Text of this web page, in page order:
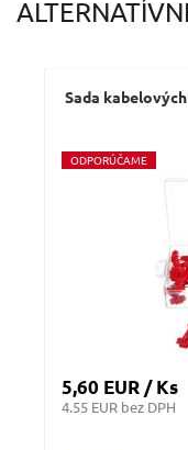
Sada
ODPORÚČAME
5,60 EUR / Ks
4.55 EUR bez DPH